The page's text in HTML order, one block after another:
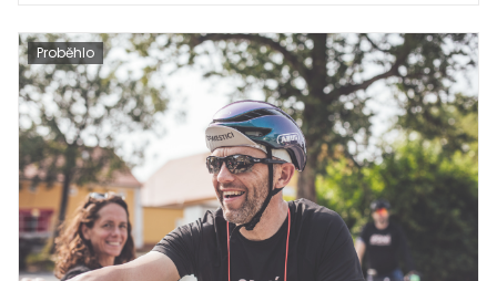
Proběhlo